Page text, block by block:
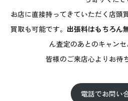
お店に直接持ってきていただく店頭
買取も可能です。 出張料はもちろん
ん査定のあとのキャンセ
皆様のご来店心よりお待
電話でお問い